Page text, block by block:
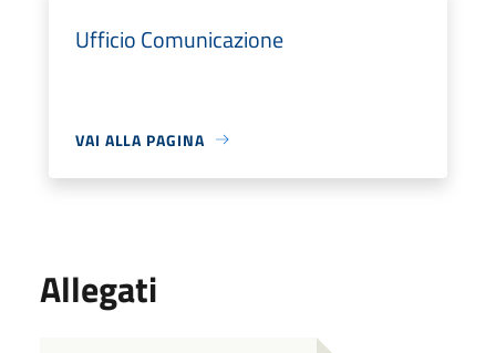
Ufficio Comunicazione
VAI ALLA PAGINA
Allegati